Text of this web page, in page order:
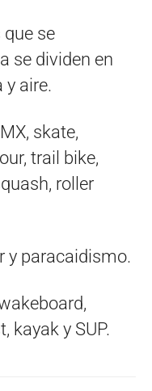
se
se dividen en
y aire.
skate,
trail bike,
roller
y paracaidismo.
kayak y SUP.